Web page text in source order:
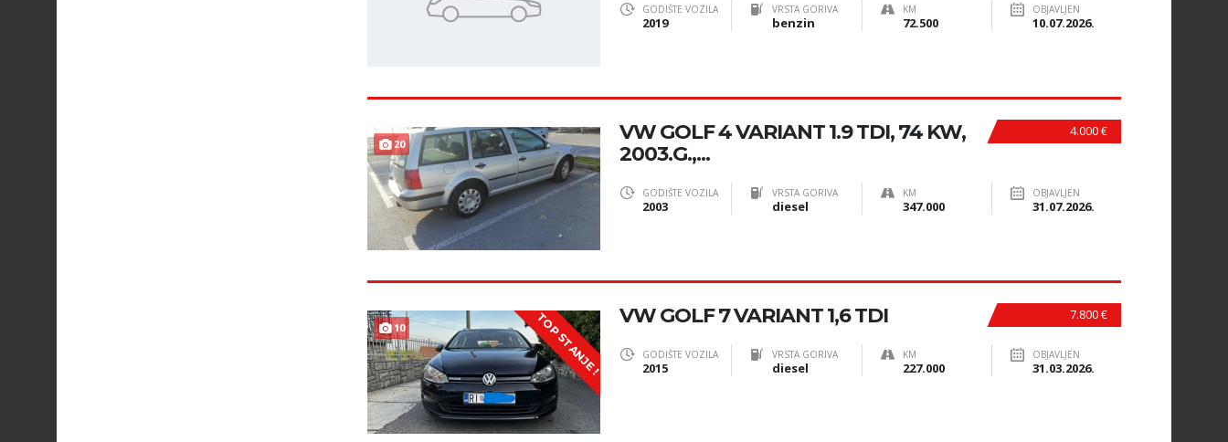
GODIŠTE VOZILA
2019
VRSTA GORIVA
benzin
KM
72.500
OBJAVLJEN
10.07.2026.
20
4.000 €
VW GOLF 4 VARIANT 1.9 TDI, 74 KW,
2003.G.,...
GODIŠTE VOZILA
2003
VRSTA GORIVA
diesel
KM
347.000
OBJAVLJEN
31.07.2026.
10 TOP STANJE ! 7.800 €
VW GOLF 7 VARIANT 1,6 TDI
GODIŠTE VOZILA
2015
VRSTA GORIVA
diesel
KM
227.000
OBJAVLJEN
31.03.2026.